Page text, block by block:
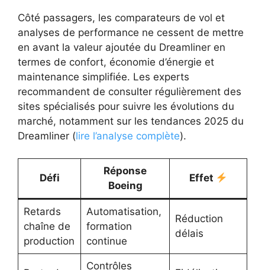
Côté passagers, les comparateurs de vol et
analyses de performance ne cessent de mettre
en avant la valeur ajoutée du Dreamliner en
termes de confort, économie d’énergie et
maintenance simplifiée. Les experts
recommandent de consulter régulièrement des
sites spécialisés pour suivre les évolutions du
marché, notamment sur les tendances 2025 du
Dreamliner (lire l’analyse complète).
Défi
Réponse
Boeing
Effet
Retards
chaîne de
production
Automatisation,
formation
continue
Réduction
délais
Contrôles